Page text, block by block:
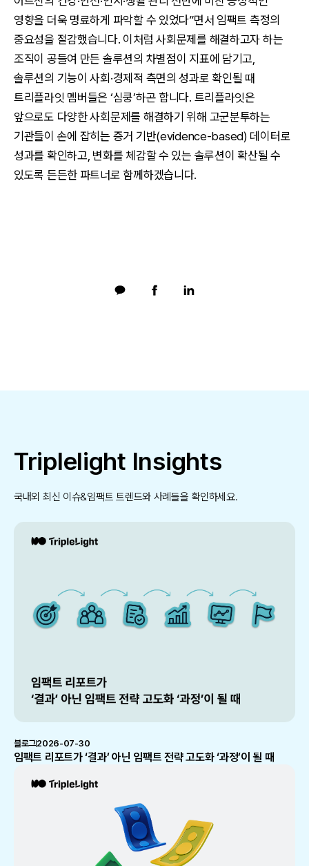
영향을 더욱 명료하게 파악할 수 있었다”면서 임팩트 측정의
중요성을 절감했습니다. 이처럼 사회문제를 해결하고자 하는
조직이 공들여 만든 솔루션의 차별점이 지표에 담기고,
솔루션의 기능이 사회·경제적 측면의 성과로 확인될 때
트리플라잇 멤버들은 ‘심쿵’하곤 합니다. 트리플라잇은
앞으로도 다양한 사회문제를 해결하기 위해 고군분투하는
기관들이 손에 잡히는 증거 기반(evidence-based) 데이터로
성과를 확인하고, 변화를 체감할 수 있는 솔루션이 확산될 수
있도록 든든한 파트너로 함께하겠습니다.
Triplelight Insights
국내외 최신 이슈&임팩트 트렌드와 사례들을 확인하세요.
블로그2026-07-30
임팩트 리포트가 ‘결과’ 아닌 임팩트 전략 고도화 ‘과정’이 될 때